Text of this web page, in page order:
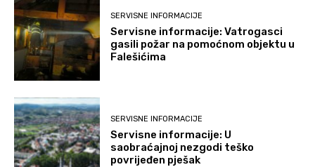
SERVISNE INFORMACIJE
Servisne informacije: Vatrogasci
gasili požar na pomoćnom objektu u
Falešićima
SERVISNE INFORMACIJE
Servisne informacije: U
saobraćajnoj nezgodi teško
povrijeđen pješak